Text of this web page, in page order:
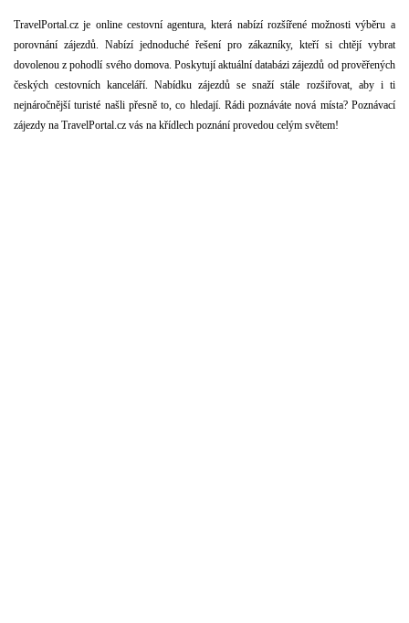
TravelPortal.cz je online cestovní agentura, která nabízí rozšířené možnosti výběru a
porovnání zájezdů. Nabízí jednoduché řešení pro zákazníky, kteří si chtějí vybrat
dovolenou z pohodlí svého domova. Poskytují aktuální databázi zájezdů od prověřených
českých cestovních kanceláří. Nabídku zájezdů se snaží stále rozšiřovat, aby i ti
nejnáročnější turisté našli přesně to, co hledají. Rádi poznáváte nová místa? Poznávací
zájezdy na TravelPortal.cz vás na křídlech poznání provedou celým světem!